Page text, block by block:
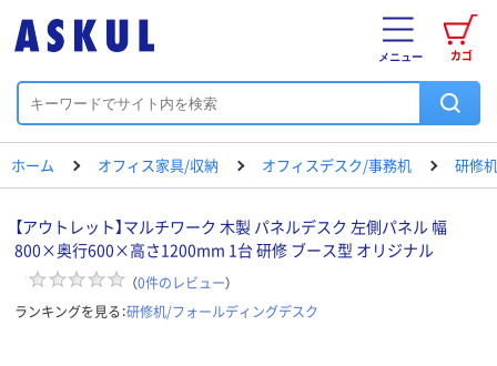
カゴ
メニュー
ホーム オフィス家具/収納 オフィスデスク/事務机 研修
【アウトレット】マルチワーク 木製 パネルデスク 左側パネル 幅
800×奥行600×高さ1200mm 1台 研修 ブース型 オリジナル
（0件のレビュー）
ランキングを見る：研修机/フォールディングデスク